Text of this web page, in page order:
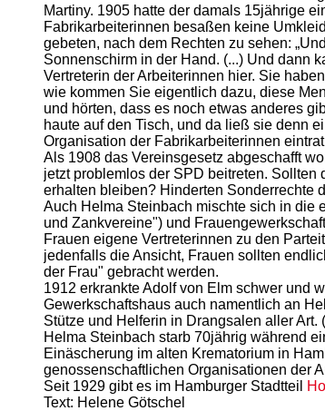
Martiny. 1905 hatte der damals 15jährige
Fabrikarbeiterinnen besaßen keine
gebeten, nach dem Rechten zu sehen:
Sonnenschirm in der Hand. (...) Und dann
Vertreterin der Arbeiterinnen hier. Sie
wie kommen Sie eigentlich dazu, diese
und hörten, dass es noch etwas anderes
haute auf den Tisch, und da ließ sie denn
Organisation der Fabrikarbeiterinnen
Als 1908 das Vereinsgesetz abgeschafft
jetzt problemlos der SPD beitreten.
erhalten bleiben? Hinderten Sonderrechte
Auch Helma Steinbach mischte sich in die
und Zankvereine") und
Frauen eigene Vertreterinnen zu den
jedenfalls die Ansicht, Frauen sollten
der Frau" gebracht werden.
1912 erkrankte Adolf von Elm schwer und
Gewerkschaftshaus auch namentlich an
Stütze und Helferin in Drangsalen aller
Helma Steinbach starb 70jährig während
Einäscherung im alten Krematorium in
genossenschaftlichen Organisationen der
Seit 1929 gibt es im Hamburger Stadtteil
Text: Helene Götschel